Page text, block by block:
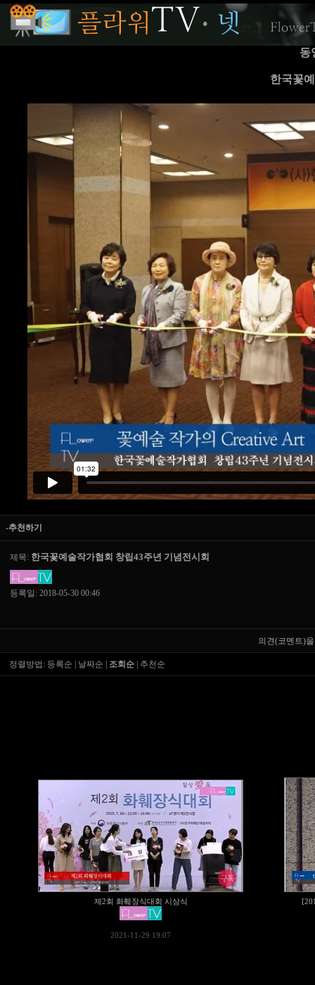
동
한국꽃
-추천하기
제목: 한국꽃예술작가협회 창립43주년 기념전시회
등록일: 2018-05-30 00:46
의견(코멘트)
정렬방법: 등록순 날짜순 조회순 추천순
제2회 화훼장식대회 시상식
2021-11-29 19:07